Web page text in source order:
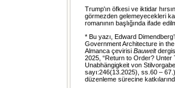
Trump'ın öfkesi ve iktidar
görmezden gelemeyecekleri
romanının başlığında ifade
* Bu yazı, Edward
Government Architecture in the
Almanca çevirisi Bauwelt
2025, “Return to Order?
Unabhängigkeit von
sayı:246(13.2025), ss.60 –
düzenleme sürecine